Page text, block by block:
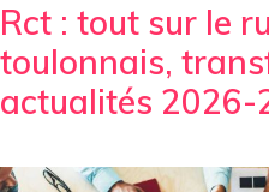
Rct : tout sur le
toulonnais,
actualités 2026-